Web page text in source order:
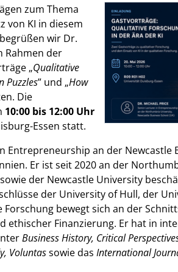
zum Thema
von KI in diesem
wir Dr.
Rahmen der
„Qualitative
Puzzles” und „How
Die
10:00 bis 12:00 Uhr
Essen statt.
Entrepreneurship an der Newcastle
Er ist seit 2020 an der
der Newcastle University
der University of Hull, der
bewegt sich an der
ethischer Finanzierung. Er hat in
Business History, Critical
Voluntassowie das International